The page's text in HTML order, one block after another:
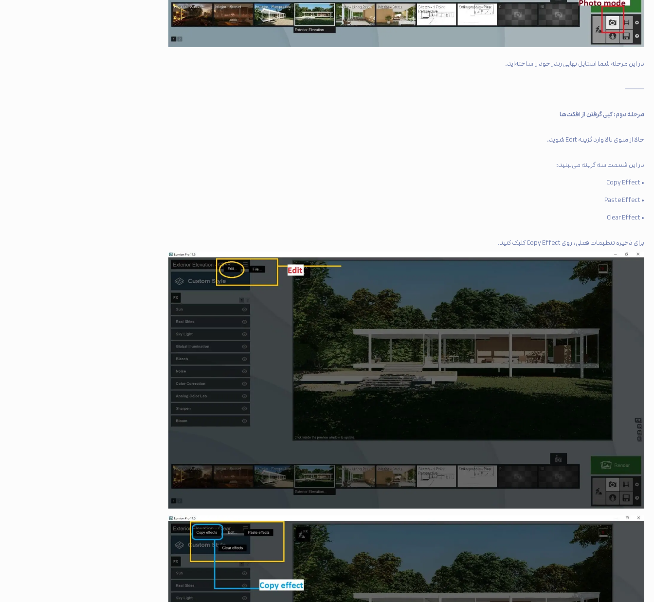
در این مرحله شما استایل نهایی رندر خود را ساخته‌اید.
⸻
مرحله دوم: کپی گرفتن از افکت‌ها
حالا از منوی بالا وارد گزینه Edit شوید.
در این قسمت سه گزینه می‌بینید:
• Copy Effect
• Paste Effect
• Clear Effect
برای ذخیره تنظیمات فعلی، روی Copy Effect کلیک کنید.